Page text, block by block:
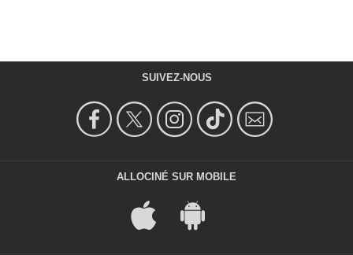
SUIVEZ-NOUS
ALLOCINÉ SUR MOBILE